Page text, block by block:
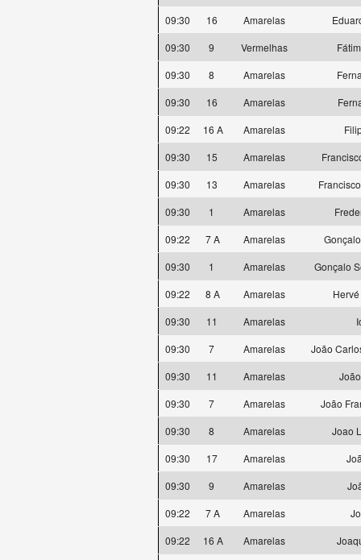
09:30
16 Amarelas
09:30
9 Vermelhas
09:30
8 Amarelas
09:30
16 Amarelas
09:22
16 A Amarelas
09:30
15 Amarelas
09:30
13 Amarelas
09:30
1 Amarelas
09:22
7 A Amarelas
09:30
1 Amarelas
Gonçalo
09:22
8 A Amarelas
09:30
11 Amarelas
09:30
7 Amarelas
João
09:30
11 Amarelas
09:30
7 Amarelas
João
09:30
8 Amarelas
Joao
09:30
17 Amarelas
09:30
9 Amarelas
09:22
7 A Amarelas
09:22
16 A Amarelas